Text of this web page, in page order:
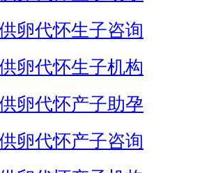
卵代怀生子咨询
卵代怀生子机构
卵代怀产子助孕
卵代怀产子咨询